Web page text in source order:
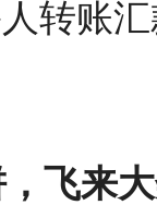
转账
飞来